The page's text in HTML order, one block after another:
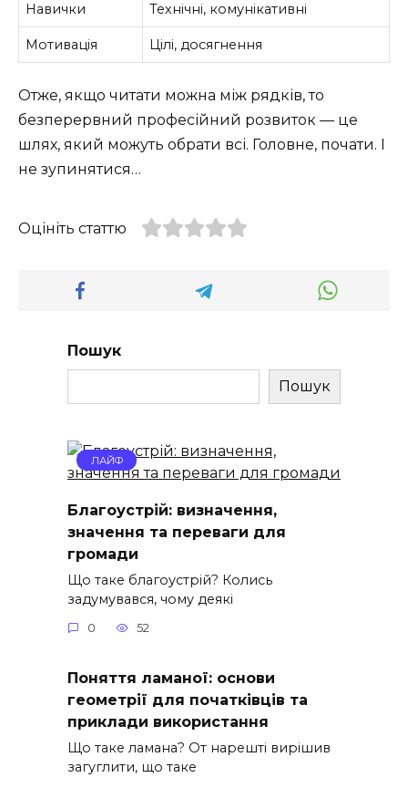
Навички Технічні, комунікативні
Мотивація Цілі, досягнення
Отже, якщо читати можна між рядків, то
безперервний професійний розвиток — це
шлях, який можуть обрати всі. Головне, почати. І
не зупинятися…
Оцініть статтю
Пошук
Пошук
ЛАЙФ
Благоустрій: визначення,
значення та переваги для
громади
Що таке благоустрій? Колись
задумувався, чому деякі
0 52
Поняття ламаної: основи
геометрії для початківців та
приклади використання
Що таке ламана? От нарешті вирішив
загуглити, що таке